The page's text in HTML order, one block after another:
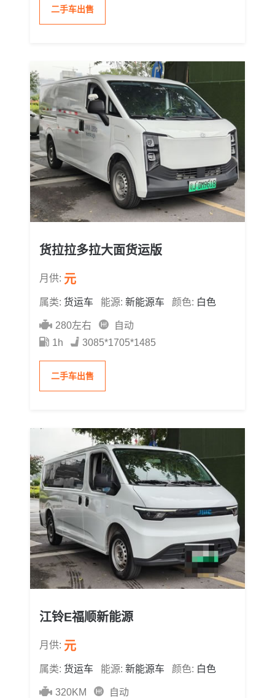
二手车出售
货拉拉多拉大面货运版
月供: 元
属类: 货运车 能源: 新能源车 颜色: 白色
280左右
自动
1h
3085*1705*1485
二手车出售
江铃E福顺新能源
月供: 元
属类: 货运车 能源: 新能源车 颜色: 白色
320KM
自动